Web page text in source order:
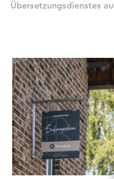
Übersetzungsdienstes